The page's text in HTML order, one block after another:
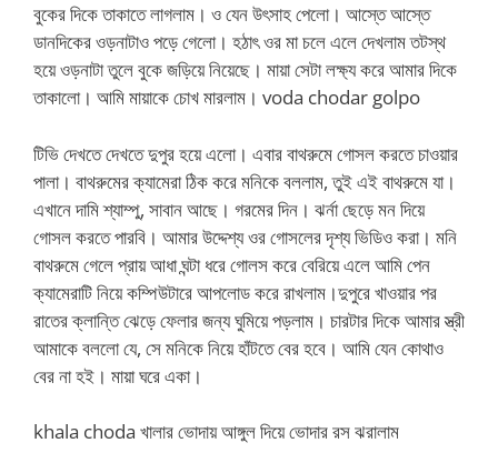
বুকের দিকে তাকাতে লাগলাম। ও যেন উৎসাহ পেলো। আস্তে আস্তে
ডানদিকের ওড়নাটাও পড়ে গেলো। হঠাৎ ওর মা চলে এলে দেখলাম তটস্থ
হয়ে ওড়নাটা তুলে বুকে জড়িয়ে নিয়েছে। মায়া সেটা লক্ষ্য করে আমার দিকে
তাকালো। আমি মায়াকে চোখ মারলাম। voda chodar golpo
টিভি দেখতে দেখতে দুপুর হয়ে এলো। এবার বাথরুমে গোসল করতে চাওয়ার
পালা। বাথরুমের ক্যামেরা ঠিক করে মনিকে বললাম, তুই এই বাথরুমে যা।
এখানে দামি শ্যাম্পু, সাবান আছে। গরমের দিন। ঝর্না ছেড়ে মন দিয়ে
গোসল করতে পারবি। আমার উদ্দেশ্য ওর গোসলের দৃশ্য ভিডিও করা। মনি
বাথরুমে গেলে প্রায় আধা ঘন্টা ধরে গোলস করে বেরিয়ে এলে আমি পেন
ক্যামেরাটি নিয়ে কম্পিউটারে আপলোড করে রাখলাম।দুপুরে খাওয়ার পর
রাতের ক্লান্তি ঝেড়ে ফেলার জন্য ঘুমিয়ে পড়লাম। চারটার দিকে আমার স্ত্রী
আমাকে বললো যে, সে মনিকে নিয়ে হাঁটতে বের হবে। আমি যেন কোথাও
বের না হই। মায়া ঘরে একা।
khala choda খালার ভোদায় আঙ্গুল দিয়ে ভোদার রস ঝরালাম